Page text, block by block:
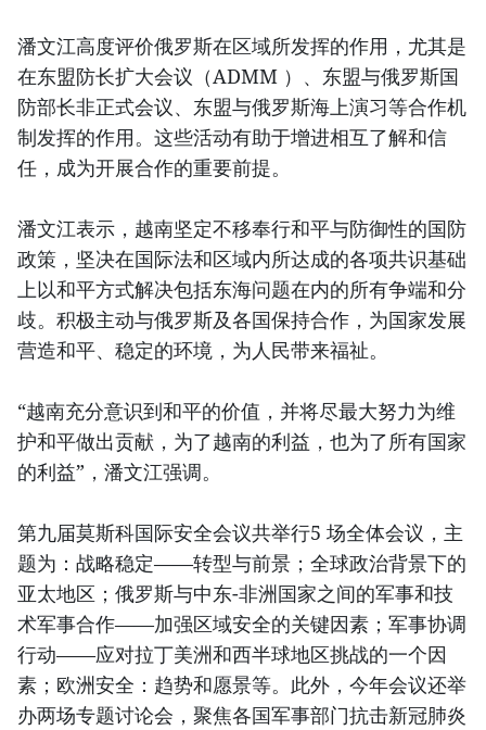
潘文江高度评价俄罗斯在区域所发挥的作用，尤其是
在东盟防长扩大会议（ADMM ）、东盟与俄罗斯国
防部长非正式会议、东盟与俄罗斯海上演习等合作机
制发挥的作用。这些活动有助于增进相互了解和信
任，成为开展合作的重要前提。
潘文江表示，越南坚定不移奉行和平与防御性的国防
政策，坚决在国际法和区域内所达成的各项共识基础
上以和平方式解决包括东海问题在内的所有争端和分
歧。积极主动与俄罗斯及各国保持合作，为国家发展
营造和平、稳定的环境，为人民带来福祉。
“越南充分意识到和平的价值，并将尽最大努力为维
护和平做出贡献，为了越南的利益，也为了所有国家
的利益”，潘文江强调。
第九届莫斯科国际安全会议共举行5 场全体会议，主
题为：战略稳定——转型与前景；全球政治背景下的
亚太地区；俄罗斯与中东-非洲国家之间的军事和技
术军事合作——加强区域安全的关键因素；军事协调
行动——应对拉丁美洲和西半球地区挑战的一个因
素；欧洲安全：趋势和愿景等。此外，今年会议还举
办两场专题讨论会，聚焦各国军事部门抗击新冠肺炎